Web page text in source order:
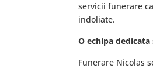
servicii funerare
indoliate.
O echipa
Funerare Nicolas